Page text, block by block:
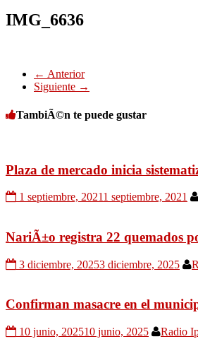
IMG_6636
← Anterior
Siguiente →
TambiÃ©n te puede gustar
Plaza de mercado inicia
1 septiembre, 20211 septiembre, 2021
NariÃ±o registra 22 quemados
3 diciembre, 20253 diciembre, 2025
Confirman masacre en el
10 junio, 202510 junio, 2025 Radio